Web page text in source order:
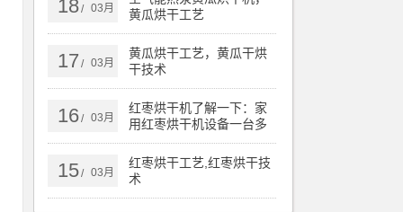
18/ 03月
黄瓜烘干工艺
17 / 03月
黄瓜烘干工艺，黄瓜干烘
干技术
16/ 03月
红枣烘干机了解一下：家
用红枣烘干机设备一台多
少钱
15/ 03月
红枣烘干工艺,红枣烘干技
术